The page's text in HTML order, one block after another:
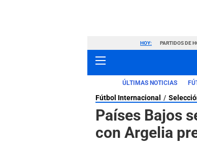
HOY: PARTIDOS DE
ÚLTIMAS NOTICIAS
Fútbol Internacional
Países Bajos
con Argelia